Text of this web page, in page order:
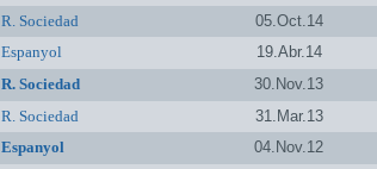
R. Sociedad 05.Oct.14
Espanyol 19.Abr.14
R. Sociedad 30.Nov.13
R. Sociedad 31.Mar.13
Espanyol 04.Nov.12